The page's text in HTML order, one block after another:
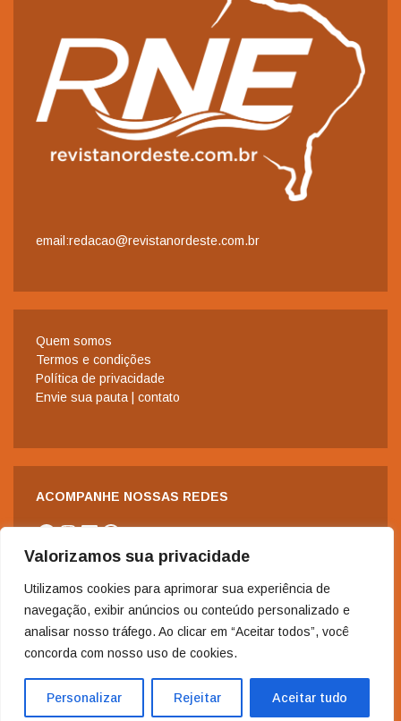
Valorizamos sua privacidade
Utilizamos cookies para aprimorar sua experiência de
navegação, exibir anúncios ou conteúdo personalizado e
analisar nosso tráfego. Ao clicar em “Aceitar todos”, você
concorda com nosso uso de cookies.
Personalizar Rejeitar Aceitar tudo
email:redacao@revistanordeste.com.br
Quem somos
Termos e condições
Política de privacidade
Envie sua pauta | contato
ACOMPANHE NOSSAS REDES
Facebook
Instagram
LinkedIn
WhatsApp